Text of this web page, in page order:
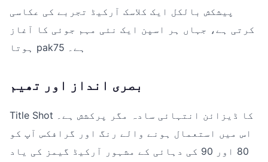
پیشکش بالکل ایک کلاسک آرکیڈ تجربے کی عکاسی
کرتی ہے، جہاں ہر اسپن ایک نئی مہم جوئی کا آغاز
ہوتا pak75 ہے۔
بصری انداز اور تھیم
Title Shot کا ڈیزائن انتہائی سادہ مگر پرکشش ہے۔
اس میں استعمال ہونے والے رنگ اور گرافکس آپ کو
80 اور 90 کی دہائی کے مشہور آرکیڈ گیمز کی یاد